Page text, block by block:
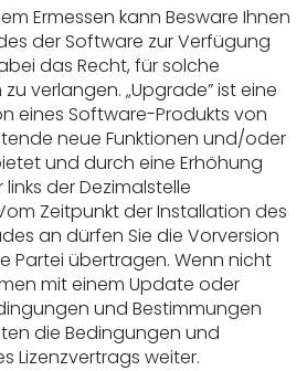
Ermessen kann Besware Ihnen
der Software zur Verfügung
das Recht, für solche
verlangen. „Upgrade” ist eine
eines Software-Produkts von
neue Funktionen und/oder
und durch eine Erhöhung
der Dezimalstelle
Zeitpunkt der Installation des
an dürfen Sie die Vorversion
Partei übertragen. Wenn nicht
mit einem Update oder
und Bestimmungen
die Bedingungen und
Lizenzvertrags weiter.